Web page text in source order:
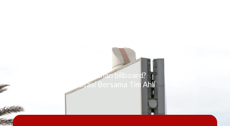
Ingin tahu tentang periklanan billboard?
Kami Berikan Konsultasi Bersama Tim Ahli